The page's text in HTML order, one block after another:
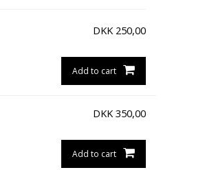
DKK 250,00
Add to cart
DKK 350,00
Add to cart